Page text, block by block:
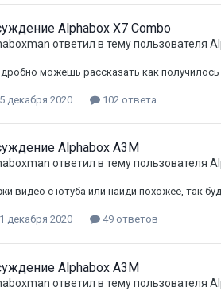
Alphabox X7 Combo
ответил в тему пользователя
можешь рассказать как получилось
декабря 2020 102 ответа
Alphabox A3M
ответил в тему пользователя
видео с ютуба или найди похожее, так
декабря 2020 49 ответов
Alphabox A3M
ответил в тему пользователя